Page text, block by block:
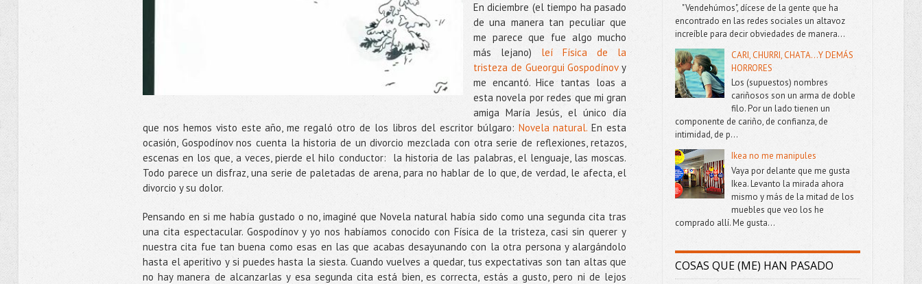
En diciembre (el tiempo ha pasado
de una manera tan peculiar que
me parece que fue algo mucho
más lejano) leí Física de la
tristeza de Gueorgui Gospodínovy
me encantó. Hice tantas loas a
esta novela por redes que mi gran
amiga María Jesús, el único día
que nos hemos visto este año, me regaló otro de los libros del escritor búlgaro: Novela natural. En esta
ocasión, Gospodínov nos cuenta la historia de un divorcio mezclada con otra serie de reflexiones, retazos,
escenas en los que, a veces, pierde el hilo conductor: la historia de las palabras, el lenguaje, las moscas.
Todo parece un disfraz, una serie de paletadas de arena, para no hablar de lo que, de verdad, le afecta, el
divorcio y su dolor.
Pensando en si me había gustado o no, imaginé que Novela natural había sido como una segunda cita tras
una cita espectacular. Gospodínov y yo nos habíamos conocido con Física de la tristeza, casi sin querer y
nuestra cita fue tan buena como esas en las que acabas desayunando con la otra persona y alargándolo
hasta el aperitivo y si puedes hasta la siesta. Cuando vuelves a quedar, tus expectativas son tan altas que
no hay manera de alcanzarlas y esa segunda cita está bien, es correcta, estás a gusto, pero ni de lejos
"Vendehúmos", dícese de la gente que ha
encontrado en las redes sociales un altavoz
increíble para decir obviedades de manera...
CARI, CHURRI, CHATA...Y DEMÁS
HORRORES
Los (supuestos) nombres
cariñosos son un arma de doble
filo. Por un lado tienen un
componente de cariño, de confianza, de
intimidad, de p...
Ikea no me manipules
Vaya por delante que me gusta
Ikea. Levanto la mirada ahora
mismo y más de la mitad de los
muebles que veo los he
comprado allí. Me gusta...
COSAS QUE (ME) HAN PASADO